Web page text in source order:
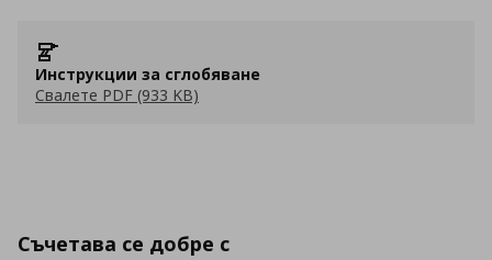
Инструкции за сглобяване
Свалете PDF (933 KB)
Съчетава се добре с